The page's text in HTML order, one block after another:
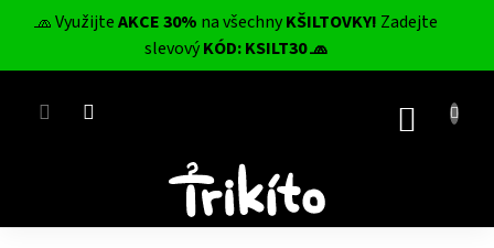
🧢 VyužijteAKCE 30% na všechnyKŠILTOVKY! Zadejte
slevovýKÓD: KSILT30 🧢
CZK